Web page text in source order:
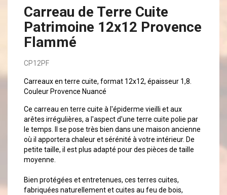
Carreau de Terre Cuite
Patrimoine 12x12 Provence
Flammé
CP12PF
Carreaux en terre cuite, format 12x12, épaisseur 1,8.
Couleur Provence Nuancé
Ce carreau en terre cuite à l'épiderme vieilli et aux
arêtes irrégulières, a l'aspect d'une terre cuite polie par
le temps. Il se pose très bien dans une maison ancienne
où il apportera chaleur et sérénité à votre intérieur. De
petite taille, il est plus adapté pour des pièces de taille
moyenne.
Bien protégées et entretenues, ces terres cuites,
fabriquées naturellement et cuites au feu de bois,